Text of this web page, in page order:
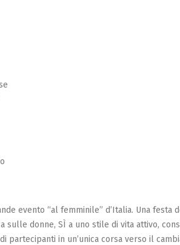
evento “al femminile” d’Italia. Una
sulle donne, SÌ a uno stile di vita attivo,
partecipanti in un’unica corsa verso il